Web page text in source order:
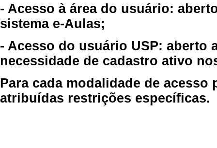
- Acesso à área do usuário:
sistema e-Aulas;
- Acesso do usuário USP: aberto
necessidade de cadastro ativo
Para cada modalidade de
atribuídas restrições específicas.